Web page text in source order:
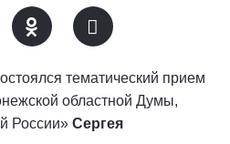
тематический прием
областной Думы,
России» Сергея